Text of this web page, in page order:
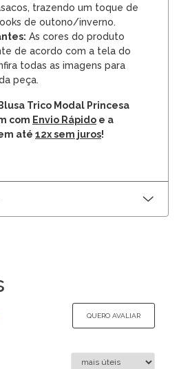
trazendo um toque de
de outono/inverno.
As cores do produto
de acordo com a tela do
todas as imagens para
peça.
Trico Modal Princesa
com Envio Rápido e a
até 12x sem juros!
QUERO AVALIAR